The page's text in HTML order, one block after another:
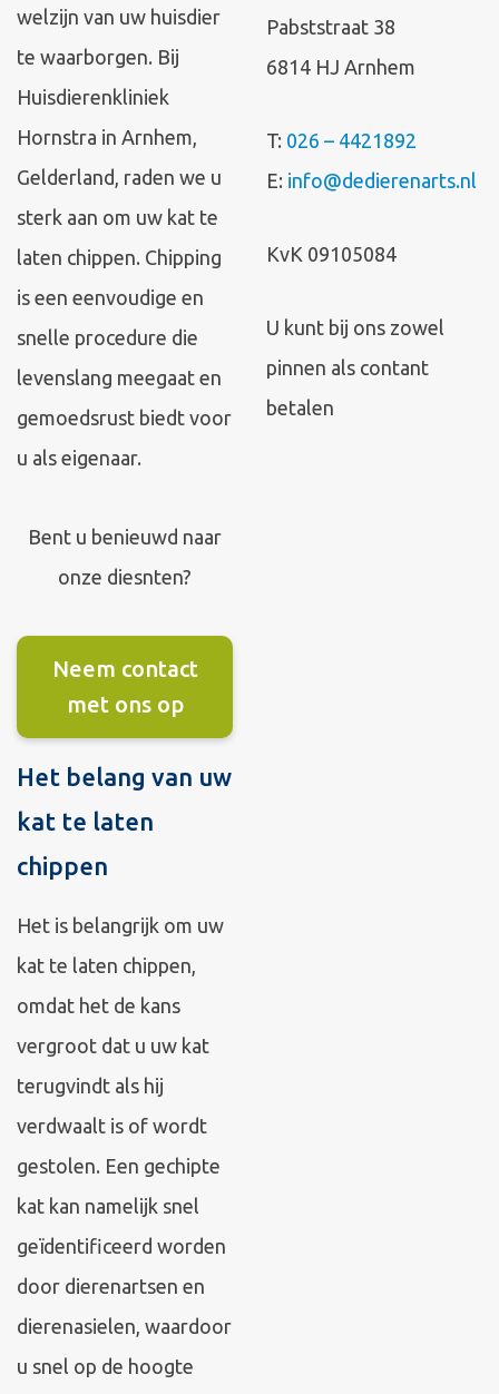
welzijn van uw huisdier
te waarborgen. Bij
Huisdierenkliniek
Hornstra in Arnhem,
Gelderland, raden we u
sterk aan om uw kat te
laten chippen. Chipping
is een eenvoudige en
snelle procedure die
levenslang meegaat en
gemoedsrust biedt voor
u als eigenaar.
Bent u benieuwd naar
onze diesnten?
Neem contact
met ons op
Het belang van uw
kat te laten
chippen
Het is belangrijk om uw
kat te laten chippen,
omdat het de kans
vergroot dat u uw kat
terugvindt als hij
verdwaalt is of wordt
gestolen. Een gechipte
kat kan namelijk snel
geïdentificeerd worden
door dierenartsen en
dierenasielen, waardoor
u snel op de hoogte
Pabststraat 38
6814 HJ Arnhem
T: 026 – 4421892
E: info@dedierenarts.nl
KvK 09105084
U kunt bij ons zowel
pinnen als contant
betalen